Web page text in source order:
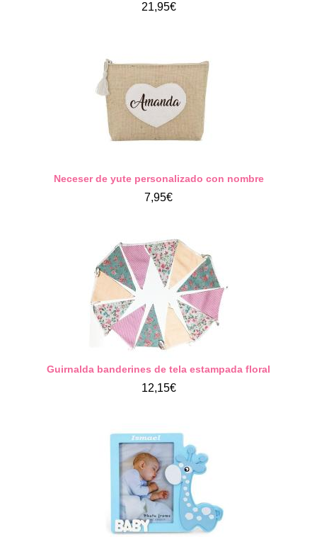
21,95€
Neceser de yute personalizado con nombre
7,95€
Guirnalda banderines de tela estampada floral
12,15€